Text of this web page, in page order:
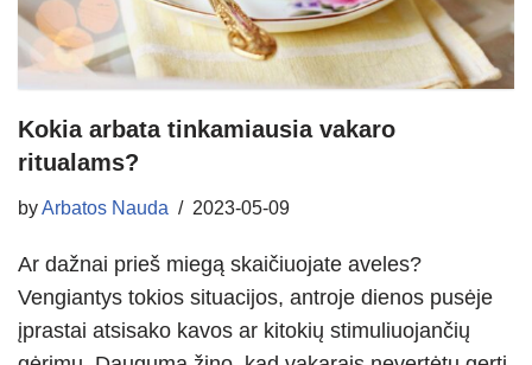
Kokia arbata tinkamiausia vakaro
ritualams?
byArbatos Nauda 2023-05-09
Ar dažnai prieš miegą skaičiuojate aveles?
Vengiantys tokios situacijos, antroje dienos pusėje
įprastai atsisako kavos ar kitokių stimuliuojančių